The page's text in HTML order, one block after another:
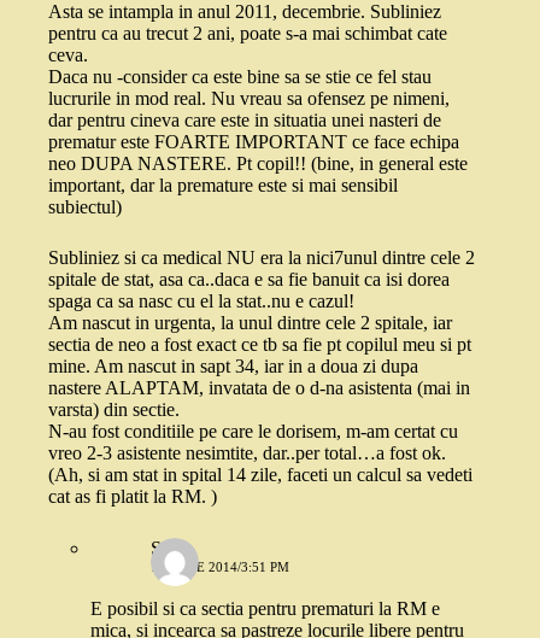
Asta se intampla in anul 2011, decembrie. Subliniez
pentru ca au trecut 2 ani, poate s-a mai schimbat cate
ceva.
Daca nu -consider ca este bine sa se stie ce fel stau
lucrurile in mod real. Nu vreau sa ofensez pe nimeni,
dar pentru cineva care este in situatia unei nasteri de
prematur este FOARTE IMPORTANT ce face echipa
neo DUPA NASTERE. Pt copil!! (bine, in general este
important, dar la premature este si mai sensibil
subiectul)
Subliniez si ca medical NU era la nici7unul dintre cele 2
spitale de stat, asa ca..daca e sa fie banuit ca isi dorea
spaga ca sa nasc cu el la stat..nu e cazul!
Am nascut in urgenta, la unul dintre cele 2 spitale, iar
sectia de neo a fost exact ce tb sa fie pt copilul meu si pt
mine. Am nascut in sapt 34, iar in a doua zi dupa
nastere ALAPTAM, invatata de o d-na asistenta (mai in
varsta) din sectie.
N-au fost conditiile pe care le dorisem, m-am certat cu
vreo 2-3 asistente nesimtite, dar..per total…a fost ok.
(Ah, si am stat in spital 14 zile, faceti un calcul sa vedeti
cat as fi platit la RM. )
Stefi
15 IULIE 2014/3:51 PM
E posibil si ca sectia pentru prematuri la RM e
mica, si incearca sa pastreze locurile libere pentru